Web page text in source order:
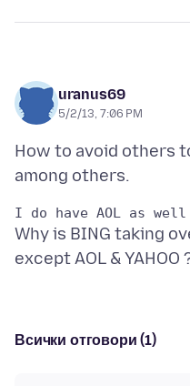
uranus69
5/2/13, 7:06 PM
How to avoid others
Why is BING taking
Всички отговори (1)